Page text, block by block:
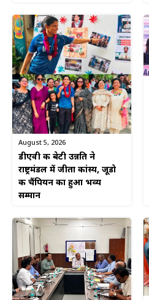
August 5, 2026
डीएवी की बेटी उन्नति ने
राष्ट्रमंडल में जीता कांस्य, जूडो
की चैंपियन का हुआ भव्य
सम्मान